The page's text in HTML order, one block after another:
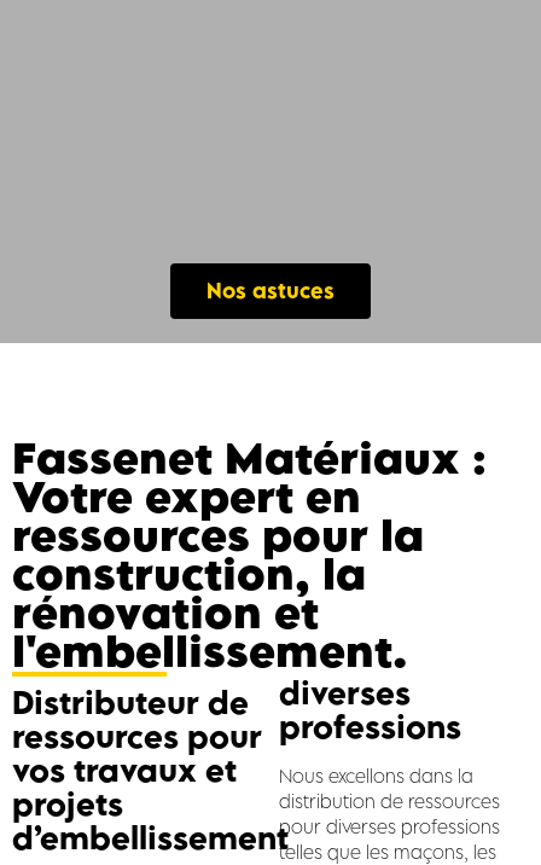
Nos astuces
Fassenet Matériaux :
Votre expert en
ressources pour la
construction, la
rénovation et
l'embellissement.
Distributeur de
ressources pour
vos travaux et
projets
d’embellissement
diverses
professions
Nous excellons dans la
distribution de ressources
pour diverses professions
telles que les maçons, les